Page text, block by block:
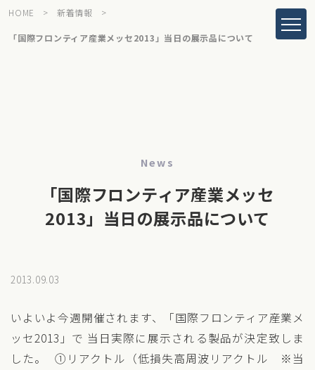
HOME > 新着情報 >
「国際フロンティア産業メッセ2013」当日の展示品について
「国際フロンティア産業メッセ
2013」当日の展示品について
News
2013.09.03
いよいよ今週開催されます、「国際フロンティア産業メ
ッセ2013」で 当日実際に展示される製品が決定致しま
した。 ①リアクトル（低損失高周波リアクトル ※当